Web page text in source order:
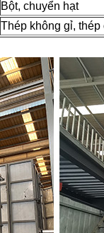
Bột, chuyển hạt
Thép không gỉ, thép